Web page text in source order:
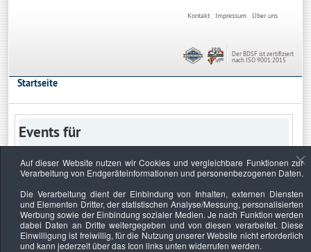
Über uns
Impressum
Kontakt
Der BDSF ist zertifiziert
nach ISO 9001:2015
Startseite
Events für
Keine Termine
Auf dieser Website nutzen wir Cookies und vergleichbare Funktionen zur
Verarbeitung von Endgeräteinformationen und personenbezogenen Daten.
Die Verarbeitung dient der Einbindung von Inhalten, externen Diensten
und Elementen Dritter, der statistischen Analyse/Messung, personalisierten
Werbung sowie der Einbindung sozialer Medien. Je nach Funktion werden
dabei Daten an Dritte weitergegeben und von diesen verarbeitet. Diese
Einwilligung ist freiwillig, für die Nutzung unserer Website nicht erforderlich
und kann jederzeit über das Icon links unten widerrufen werden.